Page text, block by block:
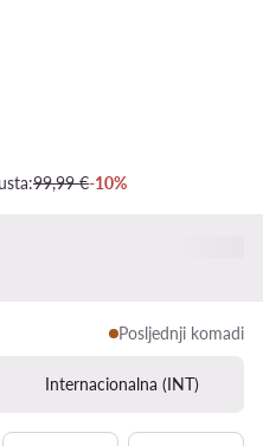
99,99 €-10%
Posljednji komadi
Internacionalna (INT)